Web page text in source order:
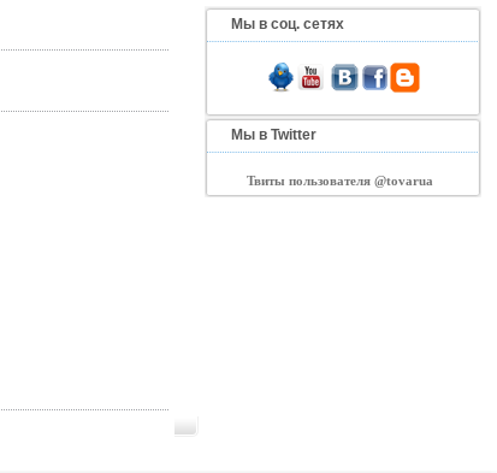
Мы в соц. сетях
Мы в Twitter
Твиты пользователя @tovarua